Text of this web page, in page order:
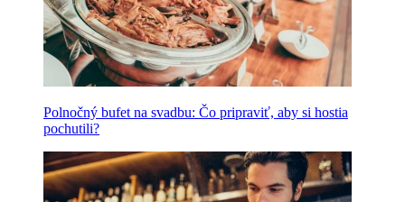
Polnočný bufet na svadbu: Čo pripraviť, aby si hostia
pochutili?